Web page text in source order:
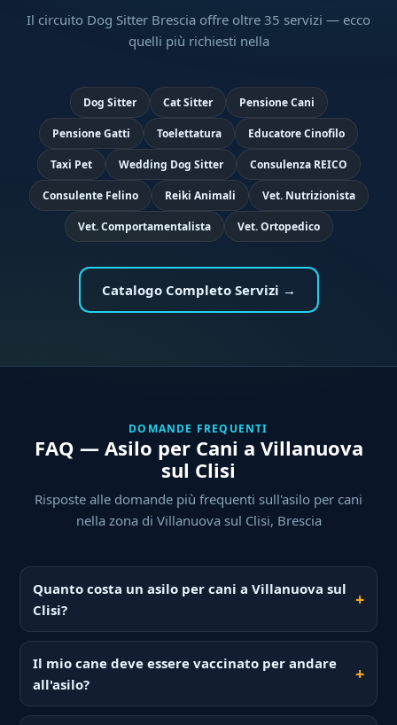
Il circuito Dog Sitter Brescia offre oltre 35 servizi — ecco
quelli più richiesti nella
Dog Sitter Cat Sitter Pensione Cani
Pensione Gatti Toelettatura Educatore Cinofilo
Taxi Pet Wedding Dog Sitter Consulenza REICO
Consulente Felino Reiki Animali Vet. Nutrizionista
Vet. Comportamentalista Vet. Ortopedico
Catalogo Completo Servizi →
DOMANDE FREQUENTI
FAQ — Asilo per Cani a Villanuova
sul Clisi
Risposte alle domande più frequenti sull'asilo per cani
nella zona di Villanuova sul Clisi, Brescia
Quanto costa un asilo per cani a Villanuova sul
Clisi?
Il mio cane deve essere vaccinato per andare
all'asilo?